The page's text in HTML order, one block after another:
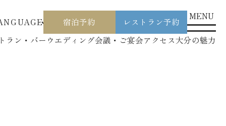
ラン・バー ウエディング会議・ご宴会アクセス大分の魅力
宿泊予約 レストラン予約
MENU